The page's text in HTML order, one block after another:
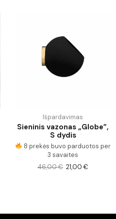
Išpardavimas
Sieninis vazonas „Globe”,
S dydis
8 prekės buvo parduotos per
3 savaites
46,00€ 21,00€